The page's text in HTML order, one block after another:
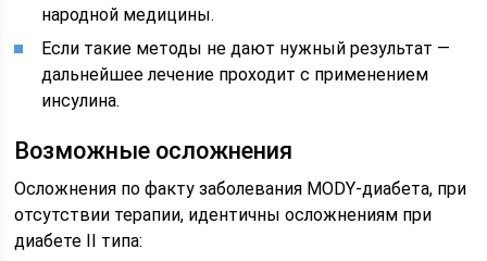
народной медицины.
Если такие методы не дают нужный результат —
дальнейшее лечение проходит с применением
инсулина.
Возможные осложнения
Осложнения по факту заболевания MODY-диабета, при
отсутствии терапии, идентичны осложнениям при
диабете II типа: